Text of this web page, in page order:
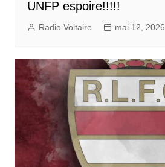
UNFP espoire!!!!!
Radio Voltaire mai 12, 2026